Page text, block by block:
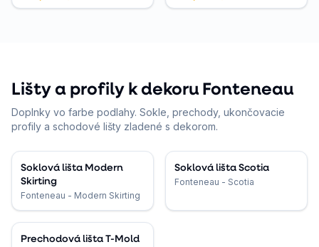
Lišty a profily k dekoru Fonteneau
Doplnky vo farbe podlahy. Sokle, prechody, ukončovacie
profily a schodové lišty zladené s dekorom.
Soklová lišta Modern
Skirting
Fonteneau - Modern Skirting
Soklová lišta Scotia
Fonteneau - Scotia
Prechodová lišta T-Mold